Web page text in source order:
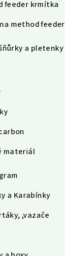
feeder krmítka
method feeder
a pletenky
materiál
a Karabínky
,vazače